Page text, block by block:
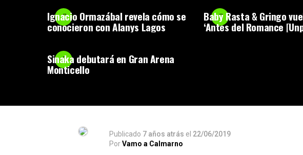
Ignacio Ormazábal revela cómo se
conocieron con Alanys Lagos
Baby Rasta & Gringo
‘Antes del Romance
Sinaka debutará en Gran Arena
Monticello
Publicado 7 años atrás el 22/06/2019
PorVamo a Calmarno